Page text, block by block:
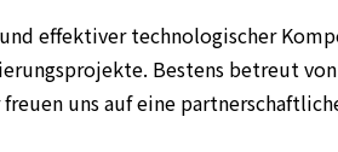
effektiver technologischer
Bestens betreut
uns auf eine